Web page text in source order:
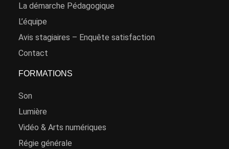
La démarche Pédagogique
L’équipe
Avis stagiaires – Enquête satisfaction
Contact
FORMATIONS
Son
Lumière
Vidéo & Arts numériques
Régie générale